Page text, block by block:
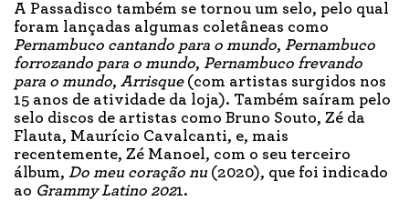
A Passadisco também se tornou um selo, pelo qual
foram lançadas algumas coletâneas como
Pernambuco cantando para o mundo, Pernambuco
forrozando para o mundo, Pernambuco frevando
para o mundo, Arrisque(com artistas surgidos nos
15 anos de atividade da loja). Também saíram pelo
selo discos de artistas como Bruno Souto, Zé da
Flauta, Maurício Cavalcanti, e, mais
recentemente, Zé Manoel, com o seu terceiro
álbum, Do meu coração nu(2020), que foi indicado
ao Grammy Latino 2021.